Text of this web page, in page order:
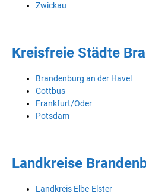
Zwickau
Kreisfreie Städte
Brandenburg an der Havel
Cottbus
Frankfurt/Oder
Potsdam
Landkreise
Landkreis Elbe-Elster